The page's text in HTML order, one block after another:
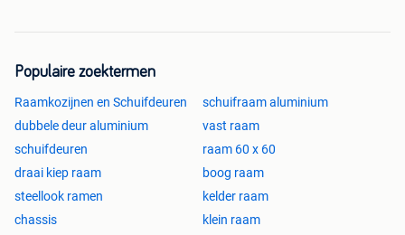
Populaire zoektermen
Raamkozijnen en Schuifdeuren
schuifraam aluminium
dubbele deur aluminium
vast raam
schuifdeuren
raam 60 x 60
draai kiep raam
boog raam
steellook ramen
kelder raam
chassis
klein raam